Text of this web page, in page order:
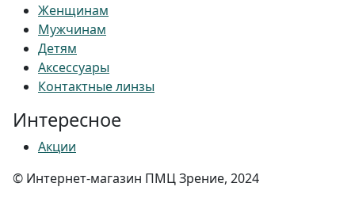
Женщинам
Мужчинам
Детям
Аксессуары
Контактные линзы
Интересное
Акции
© Интернет-магазин ПМЦ Зрение, 2024